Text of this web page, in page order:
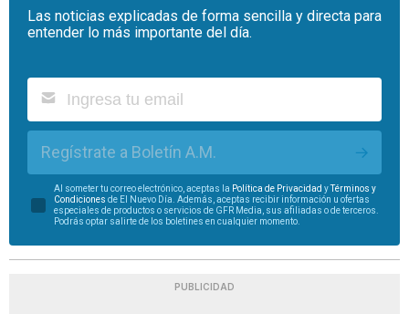
Las noticias explicadas de forma sencilla y directa para
entender lo más importante del día.
Regístrate a Boletín A.M.
Al someter tu correo electrónico, aceptas la Política de Privacidad yTérminos y
Condiciones de El Nuevo Día. Además, aceptas recibir información u ofertas
especiales de productos o servicios de GFR Media, sus afiliadas o de terceros.
Podrás optar salirte de los boletines en cualquier momento.
PUBLICIDAD